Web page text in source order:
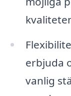
erbjuda
vanlig